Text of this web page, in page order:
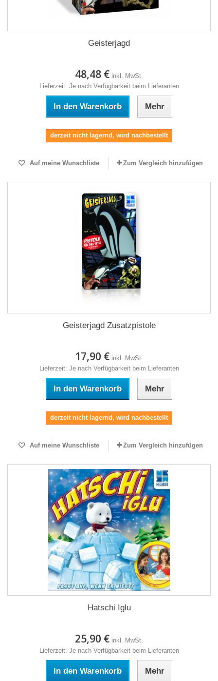
Geisterjagd
48,48 € inkl. MwSt.
Lieferzeit: Je nach Verfügbarkeit beim Lieferanten
In den Warenkorb Mehr
derzeit nicht lagernd, wird nachbestellt
Auf meine Wunschliste Zum Vergleich hinzufügen
Geisterjagd Zusatzpistole
17,90 € inkl. MwSt.
Lieferzeit: Je nach Verfügbarkeit beim Lieferanten
In den Warenkorb Mehr
derzeit nicht lagernd, wird nachbestellt
Auf meine Wunschliste Zum Vergleich hinzufügen
Hatschi Iglu
25,90 € inkl. MwSt.
Lieferzeit: Je nach Verfügbarkeit beim Lieferanten
In den Warenkorb Mehr